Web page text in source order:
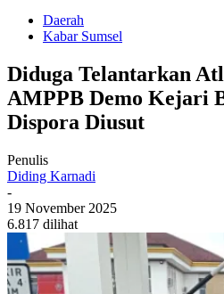
Daerah
Kabar Sumsel
Diduga Telantarkan
AMPPB Demo Kejari
Dispora Diusut
Penulis
Diding Karnadi
-
19 November 2025
6.817 dilihat